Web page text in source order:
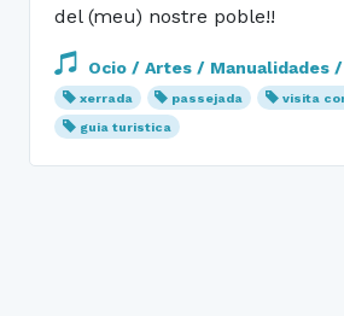
del (meu) nostre poble!!
Ocio / Artes / Manualidades
xerrada passejada
visita
guia turistica